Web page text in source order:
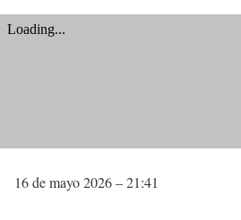
16 de mayo 2026 – 21:41